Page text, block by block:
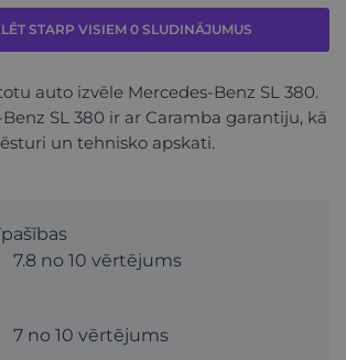
STARP VISIEM 0 SLUDINĀJUMUS
auto izvēle Mercedes-Benz SL 380.
SL 380 ir ar Caramba garantiju, kā
un tehnisko apskati.
7.8 no 10 vērtējums
7 no 10 vērtējums